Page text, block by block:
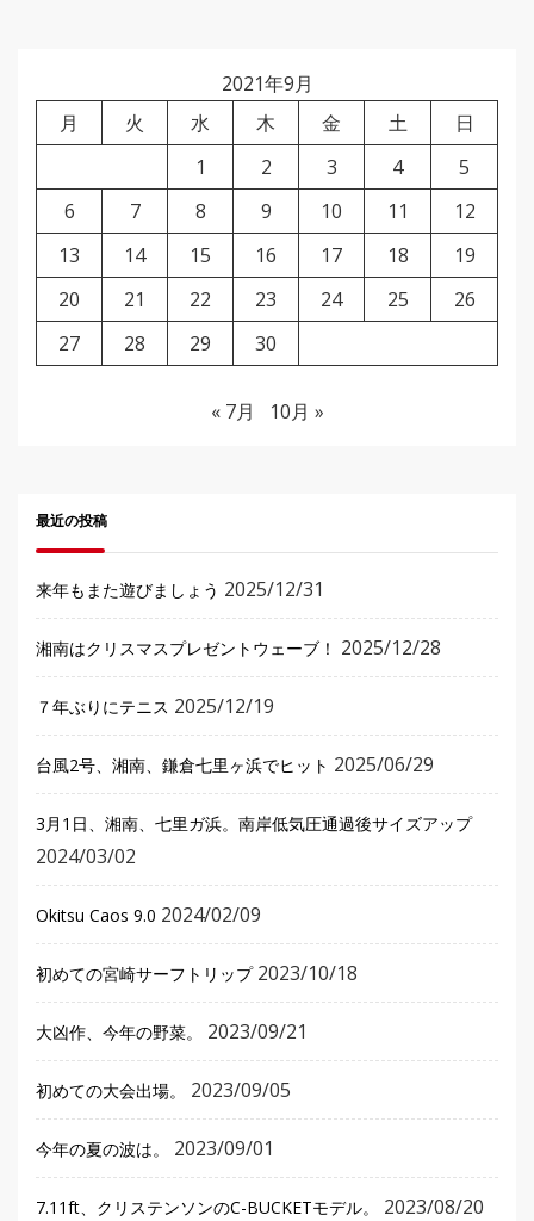
2021年9月
月
火 水 木 金 土
日
1
2 3 4
5
6
7 8 9 10 11
12
13
14 15 16 17 18
19
20
21 22 23 24 25
26
27
28 29 30
« 7月 10月 »
最近の投稿
来年もまた遊びましょう 2025/12/31
湘南はクリスマスプレゼントウェーブ！ 2025/12/28
７年ぶりにテニス 2025/12/19
台風2号、湘南、鎌倉七里ヶ浜でヒット 2025/06/29
3月1日、湘南、七里ガ浜。南岸低気圧通過後サイズアップ
2024/03/02
Okitsu Caos 9.0 2024/02/09
初めての宮崎サーフトリップ 2023/10/18
大凶作、今年の野菜。 2023/09/21
初めての大会出場。 2023/09/05
今年の夏の波は。 2023/09/01
7.11ft、クリステンソンのC-BUCKETモデル。 2023/08/20